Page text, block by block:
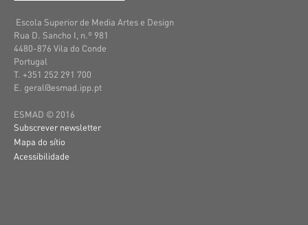
Escola Superior de Media Artes e Design
Rua D. Sancho I, n.º 981
4480-876 Vila do Conde
Portugal
T. +351 252 291 700
E. geral@esmad.ipp.pt
ESMAD © 2016
Subscrever newsletter
Mapa do sítio
Acessibilidade